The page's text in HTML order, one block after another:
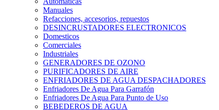
Manuales
Refacciones, accesorios, repuestos
DESINCRUSTADORES ELECTRONICOS
Domesticos
Comerciales
Industriales
GENERADORES DE OZONO
PURIFICADORES DE AIRE
ENFRIADORES DE AGUA DESPACHADORES
Enfriadores De Agua Para Garrafón
Enfriadores De Agua Para Punto de Uso
BEBEDEROS DE AGUA